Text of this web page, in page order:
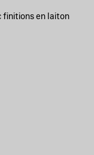
finitions en laiton